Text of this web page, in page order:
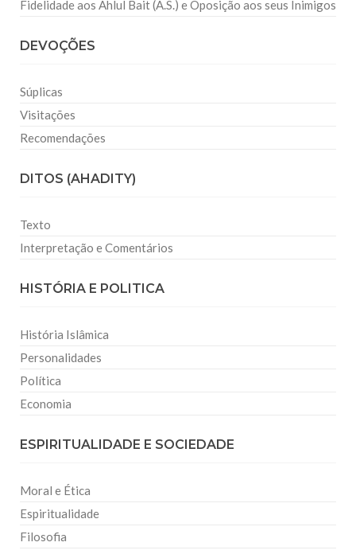
Fidelidade aos Ahlul Bait (A.S.) e Oposição aos seus Inimigos
DEVOÇÕES
Súplicas
Visitações
Recomendações
DITOS (AHADITY)
Texto
Interpretação e Comentários
HISTÓRIA E POLITICA
História Islâmica
Personalidades
Política
Economia
ESPIRITUALIDADE E SOCIEDADE
Moral e Ética
Espiritualidade
Filosofia